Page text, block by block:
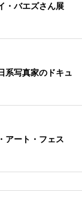
・バエズさん展
系写真家のドキュ
アート・フェス